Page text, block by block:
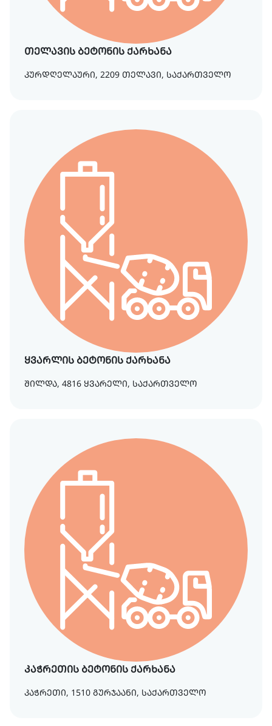
თელავის ბეტონის ქარხანა
კურდღელაური, 2209 თელავი, საქართველო
ყვარლის ბეტონის ქარხანა
შილდა, 4816 ყვარელი, საქართველო
კაჭრეთის ბეტონის ქარხანა
კაჭრეთი, 1510 გურჯაანი, საქართველო